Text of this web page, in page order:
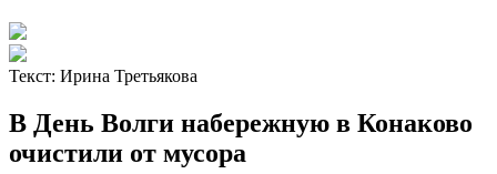
Текст: Ирина Третьякова
В День Волги набережную в Конаково
очистили от мусора